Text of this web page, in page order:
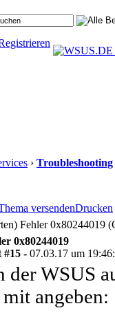
› Troubleshooting
versendenDrucken
Fehler 0x80244019
0x80244019
- 07.03.17 um
der WSUS
angeben: